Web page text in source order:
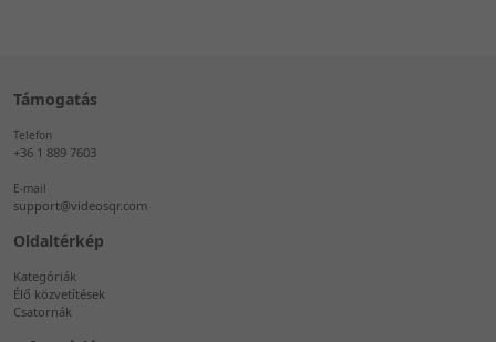
Támogatás
Telefon
+36 1 889 7603
E-mail
support@videosqr.com
Oldaltérkép
Kategóriák
Élő közvetítések
Csatornák